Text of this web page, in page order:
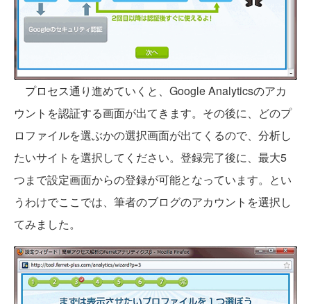
プロセス通り進めていくと、Google Analyticsのアカ
ウントを認証する画面が出てきます。その後に、どのプ
ロファイルを選ぶかの選択画面が出てくるので、分析し
たいサイトを選択してください。登録完了後に、最大5
つまで設定画面からの登録が可能となっています。とい
うわけでここでは、筆者のブログのアカウントを選択し
てみました。